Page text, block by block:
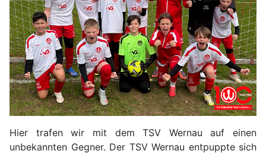
Hier trafen wir mit dem TSV Wernau auf einen
unbekannten Gegner. Der TSV Wernau entpuppte sich